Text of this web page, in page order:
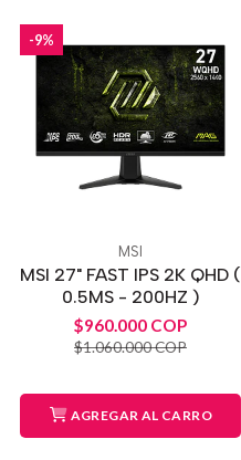
-9%
MSI
MSI 27" FAST IPS 2K QHD (
0.5MS - 200HZ )
$960.000 COP
$1.060.000 COP
AGREGAR AL CARRO